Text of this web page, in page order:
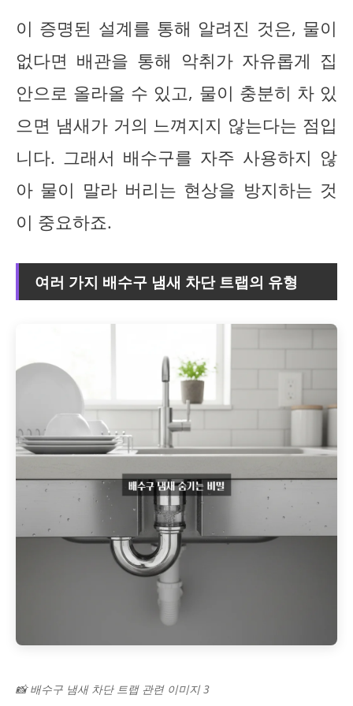
이 증명된 설계를 통해 알려진 것은, 물이
없다면 배관을 통해 악취가 자유롭게 집
안으로 올라올 수 있고, 물이 충분히 차 있
으면 냄새가 거의 느껴지지 않는다는 점입
니다. 그래서 배수구를 자주 사용하지 않
아 물이 말라 버리는 현상을 방지하는 것
이 중요하죠.
여러 가지 배수구 냄새 차단 트랩의 유형
📸 배수구 냄새 차단 트랩 관련 이미지 3